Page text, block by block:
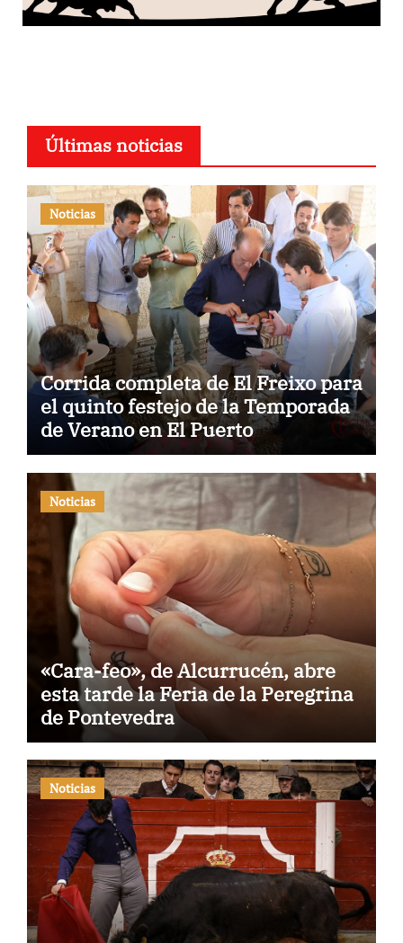
Últimas noticias
Noticias
Corrida completa de El Freixo para
el quinto festejo de la Temporada
de Verano en El Puerto
Noticias
«Cara-feo», de Alcurrucén, abre
esta tarde la Feria de la Peregrina
de Pontevedra
Noticias